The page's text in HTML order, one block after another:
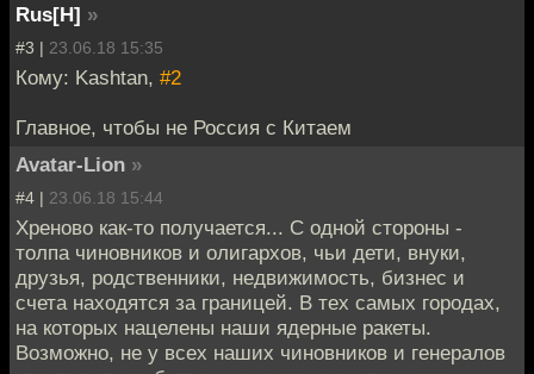
Rus[H] »
#3 | 23.06.18 15:35
Кому: Kashtan, #2
Главное, чтобы не Россия с Китаем
Avatar-Lion »
#4 | 23.06.18 15:44
Хреново как-то получается... С одной стороны -
толпа чиновников и олигархов, чьи дети, внуки,
друзья, родственники, недвижимость, бизнес и
счета находятся за границей. В тех самых городах,
на которых нацелены наши ядерные ракеты.
Возможно, не у всех наших чиновников и генералов